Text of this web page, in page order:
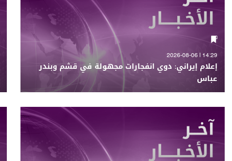
14:29 | 2026-08-06
إعلام إيراني: دوي انفجارات مجهولة في قشم وبندر
عباس